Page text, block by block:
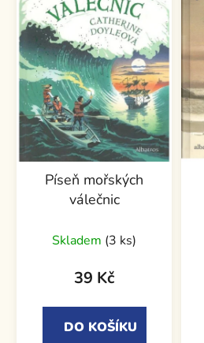
Píseň mořských
válečnic
Skladem (3 ks)
39 Kč
DO KOŠÍKU